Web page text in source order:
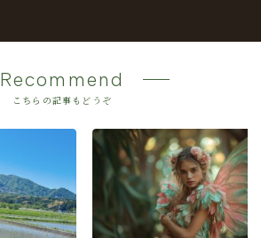
Recommend
こちらの記事もどうぞ